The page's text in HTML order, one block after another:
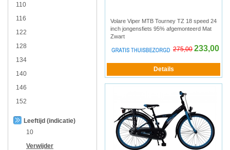
110
116
122
128
134
140
146
152
Leeftijd (indicatie)
10
Verwijder
Volare Viper MTB Tourney TZ 18 speed 24
inch jongensfiets 95% afgemonteerd Mat
Zwart
275,00 233,00